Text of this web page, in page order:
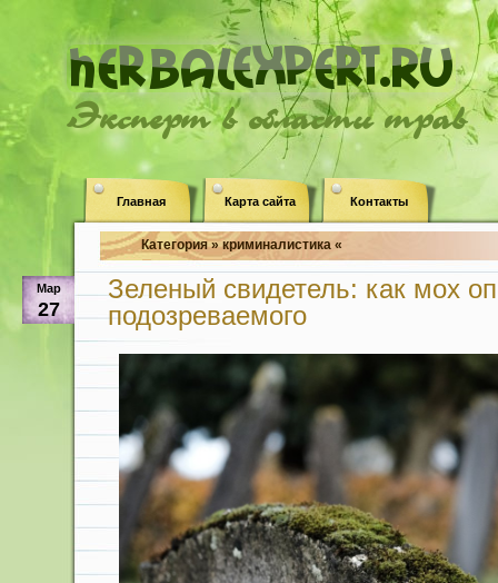
Эксперт в области трав
Главная Карта сайта Контакты
Категория » криминалистика «
Мар
27
Зеленый свидетель: как мох
подозреваемого